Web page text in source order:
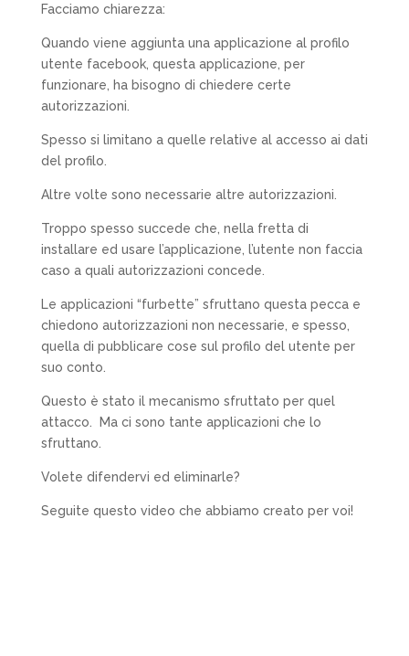
Facciamo chiarezza:
Quando viene aggiunta una applicazione al profilo
utente facebook, questa applicazione, per
funzionare, ha bisogno di chiedere certe
autorizzazioni.
Spesso si limitano a quelle relative al accesso ai dati
del profilo.
Altre volte sono necessarie altre autorizzazioni.
Troppo spesso succede che, nella fretta di
installare ed usare l’applicazione, l’utente non faccia
caso a quali autorizzazioni concede.
Le applicazioni “furbette” sfruttano questa pecca e
chiedono autorizzazioni non necessarie, e spesso,
quella di pubblicare cose sul profilo del utente per
suo conto.
Questo è stato il mecanismo sfruttato per quel
attacco. Ma ci sono tante applicazioni che lo
sfruttano.
Volete difendervi ed eliminarle?
Seguite questo video che abbiamo creato per voi!